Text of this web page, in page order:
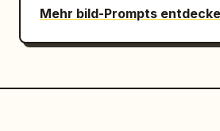
Mehr bild-Prompts